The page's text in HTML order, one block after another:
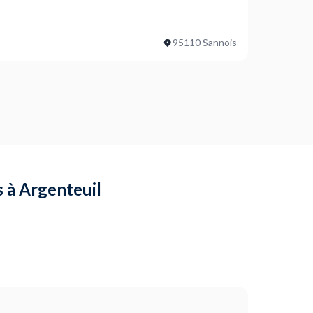
?
(murs et étagères) et les murs de la chambre
95110 Sannois
à Argenteuil